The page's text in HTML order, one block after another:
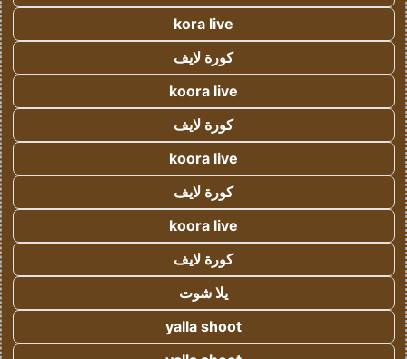
kora live
كورة لايف
koora live
كورة لايف
koora live
كورة لايف
koora live
كورة لايف
يلا شوت
yalla shoot